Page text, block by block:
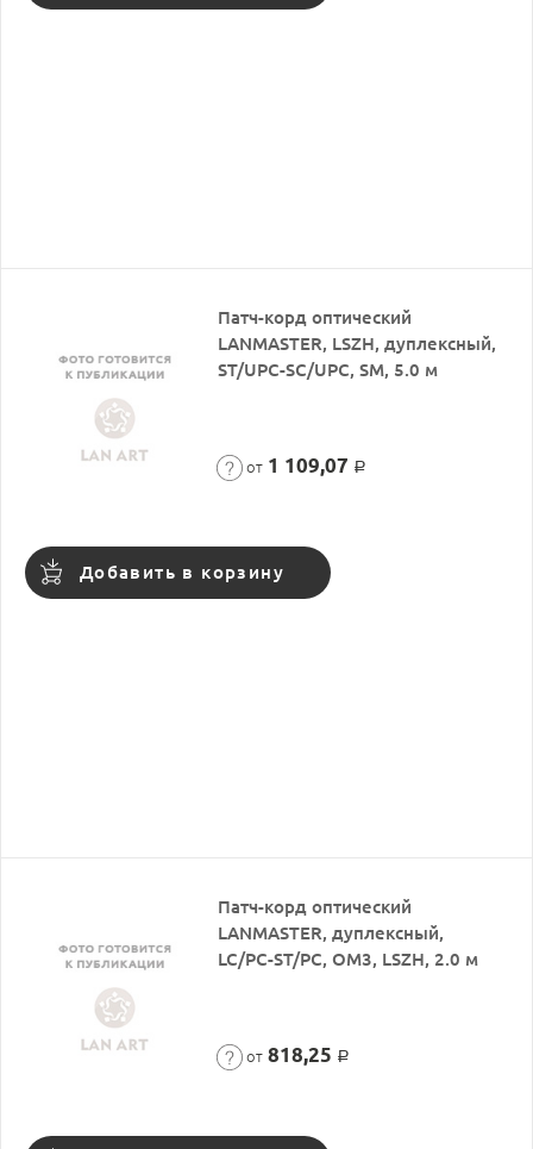
Патч-корд оптический
LANMASTER, LSZH, дуплексный,
ST/UPC-SC/UPC, SM, 5.0 м
от 1 109,07 Р
Добавить в корзину
Патч-корд оптический
LANMASTER, дуплексный,
LC/PC-ST/PC, OM3, LSZH, 2.0 м
от 818,25 Р